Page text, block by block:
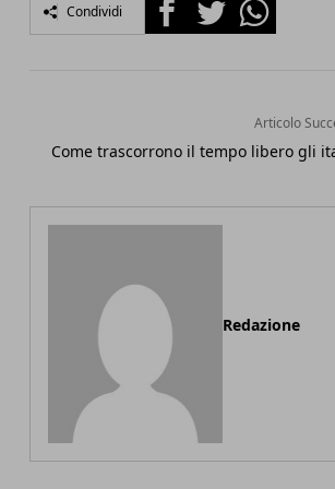
Condividi
Articolo
Come trascorrono il tempo libero gli
Redazione